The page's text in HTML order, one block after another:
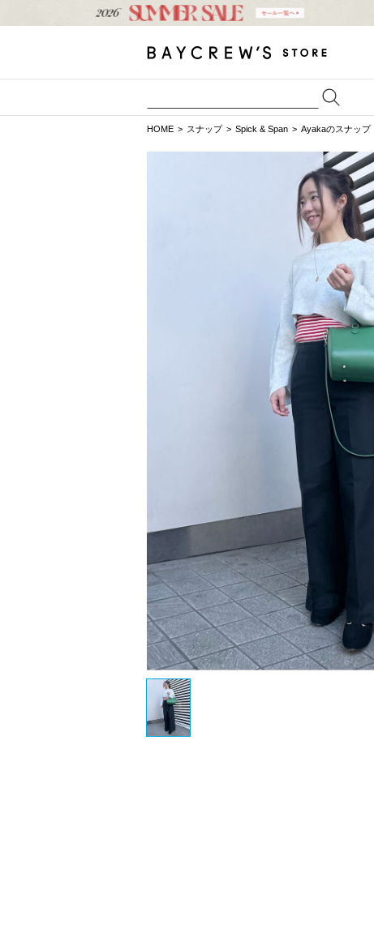
HOME スナップ Spick & Span Ayakaのスナップ